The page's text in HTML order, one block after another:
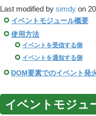
Last modified by simdy on
イベントモジュール概要
使用方法
イベントを受信する側
イベントを通知する側
DOM要素でのイベント発
イベントモジュ